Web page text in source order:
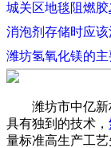
城关区地毯阻燃胶
消泡剂存储时应
潍坊氢氧化镁的
潍坊市中亿新
具有独到的技术，
量标准高生产工